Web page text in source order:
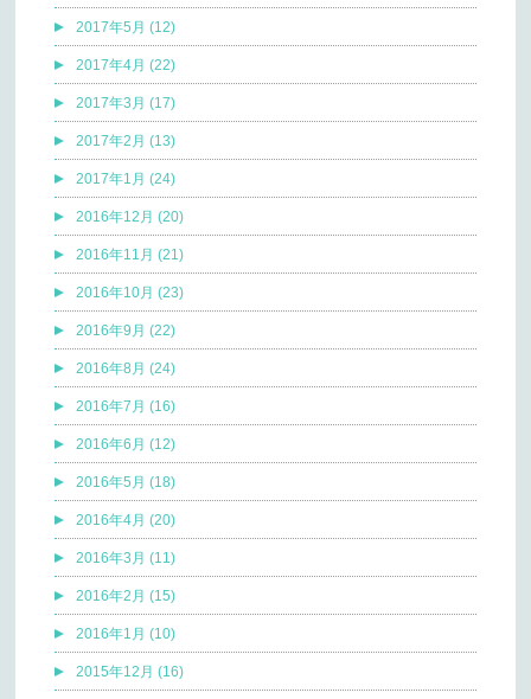
2017年5月 (12)
2017年4月 (22)
2017年3月 (17)
2017年2月 (13)
2017年1月 (24)
2016年12月 (20)
2016年11月 (21)
2016年10月 (23)
2016年9月 (22)
2016年8月 (24)
2016年7月 (16)
2016年6月 (12)
2016年5月 (18)
2016年4月 (20)
2016年3月 (11)
2016年2月 (15)
2016年1月 (10)
2015年12月 (16)